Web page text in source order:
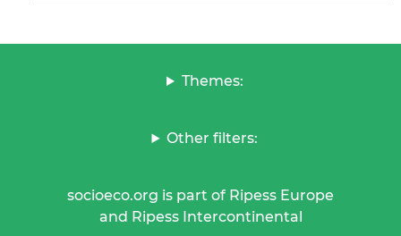
Themes:
Other filters:
socioeco.org is part of Ripess Europe
and Ripess Intercontinental